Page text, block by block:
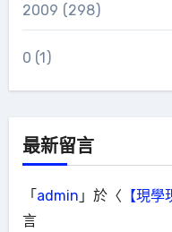
2009 (298)
0 (1)
最新留言
「admin 」於〈 【現
言